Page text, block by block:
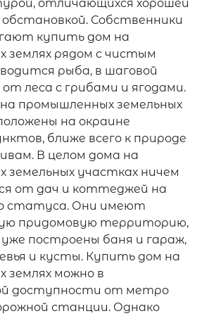
отличающихся хорошей
обстановкой. Собственники
купить дом на
землях рядом с чистым
рыба, в шаговой
леса с грибами и ягодами.
промышленных земельных
на окраине
ближе всего к природе
В целом дома на
земельных участках ничем
от дач и коттеджей на
статуса. Они имеют
придомовую территорию,
построены баня и гараж,
и кусты. Купить дом на
землях можно в
доступности от метро
станции. Однако